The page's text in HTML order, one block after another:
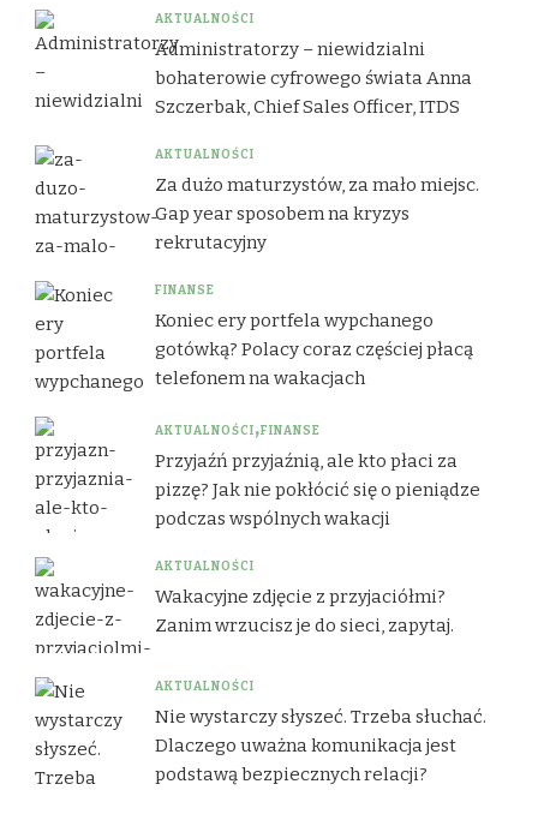
AKTUALNOŚCI
Administratorzy – niewidzialni
bohaterowie cyfrowego świata Anna
Szczerbak, Chief Sales Officer, ITDS
AKTUALNOŚCI
Za dużo maturzystów, za mało miejsc.
Gap year sposobem na kryzys
rekrutacyjny
FINANSE
Koniec ery portfela wypchanego
gotówką? Polacy coraz częściej płacą
telefonem na wakacjach
AKTUALNOŚCI FINANSE
Przyjaźń przyjaźnią, ale kto płaci za
pizzę? Jak nie pokłócić się o pieniądze
podczas wspólnych wakacji
AKTUALNOŚCI
Wakacyjne zdjęcie z przyjaciółmi?
Zanim wrzucisz je do sieci, zapytaj.
AKTUALNOŚCI
Nie wystarczy słyszeć. Trzeba słuchać.
Dlaczego uważna komunikacja jest
podstawą bezpiecznych relacji?